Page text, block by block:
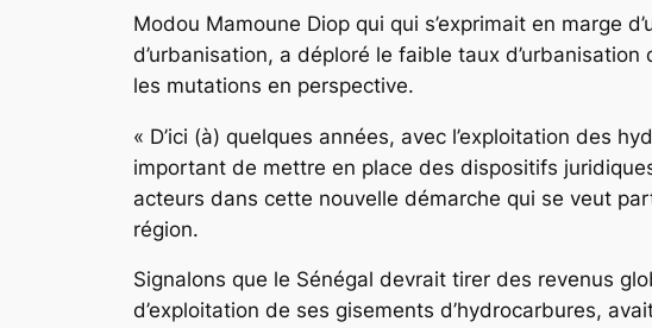
Modou Mamoune Diop qui qui s’exprimait en marge
d’urbanisation, a déploré le faible taux
les mutations en perspective.
« D’ici (à) quelques années, avec l’exploitation des
important de mettre en place des dispositifs
acteurs dans cette nouvelle démarche qui se veut
région.
Signalons que le Sénégal devrait tirer des revenus
d’exploitation de ses gisements d’hydrocarbures,